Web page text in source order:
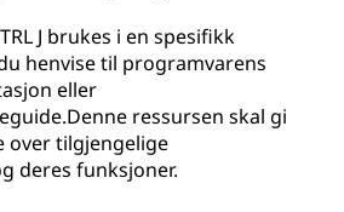
J brukes i en spesifikk
henvise til programvarens
eller
ressursen skal gi
over tilgjengelige
deres funksjoner.